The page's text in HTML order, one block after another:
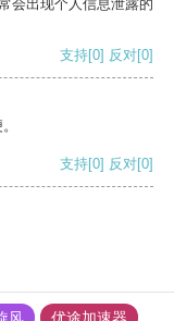
会出现个人信息泄露的
支持[0] 反对[0]
支持[0] 反对[0]